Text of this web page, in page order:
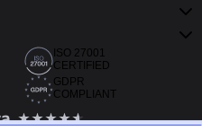
ISO 27001
CERTIFIED
GDPR
COMPLIANT